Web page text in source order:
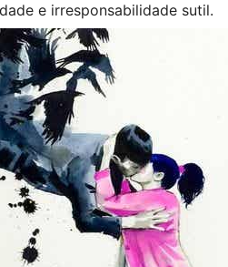
e irresponsabilidade sutil.